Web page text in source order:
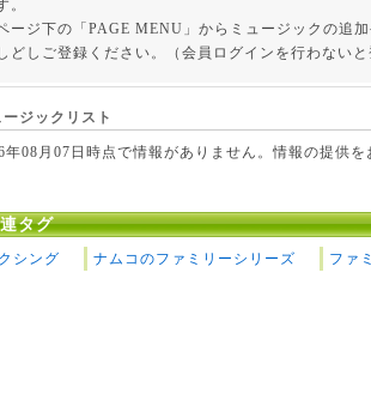
。
ージ下の「PAGE MENU」からミュージックの追
どしご登録ください。（会員ログインを行わない
ージックリスト
年08月07日時点で情報がありません。情報の提供
タグ
シング ナムコのファミリーシリーズ ファ